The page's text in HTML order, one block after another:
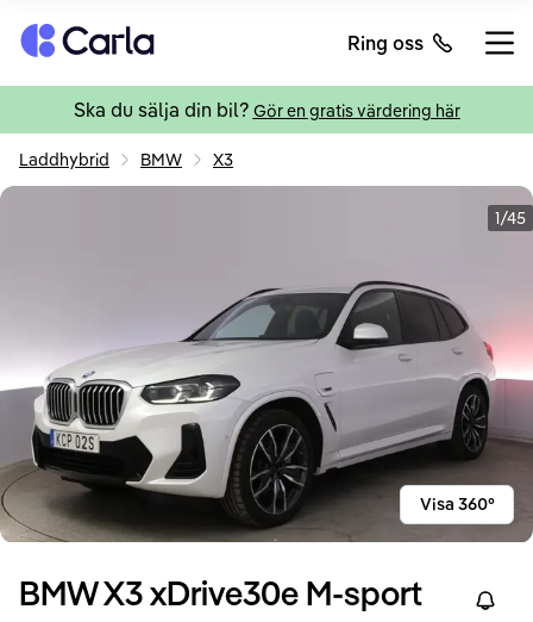
Tillbaka till startsidan Ring oss
Ska du sälja din bil? Gör en gratis värdering här
Laddhybrid BMW X3
1/45
Visa 360°
BMWX3xDrive30e M-sport Right